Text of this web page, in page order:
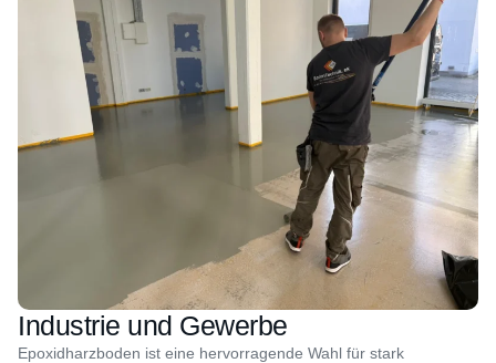
Industrie und Gewerbe
Epoxidharzboden ist eine hervorragende Wahl für stark